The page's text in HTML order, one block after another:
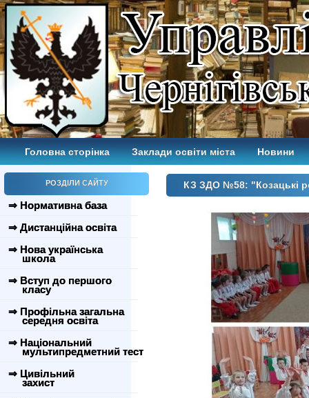
Головна сторінка Заклади освіти міста Новини
РОЗДІЛИ САЙТУ
⇒ Нормативна база
⇒ Дистанційна освіта
⇒ Нова українська
школа
⇒ Вступ до першого
класу
⇒ Профільна загальна
середня освіта
⇒ Національний
мультипредметний тест
⇒ Цивільний
захист
КЗ ЗДО №58: "Козацькі